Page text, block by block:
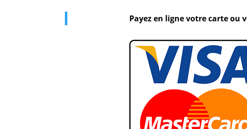
Payez en ligne votre carte ou